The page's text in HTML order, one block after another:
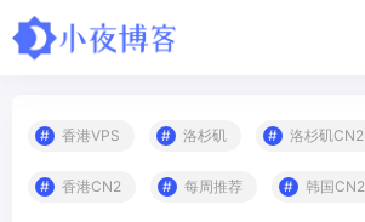
香港VPS 洛杉矶 洛杉矶CN2
香港CN2 每周推荐 韩国CN2